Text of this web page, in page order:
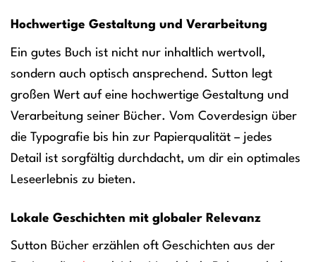
Hochwertige Gestaltung und Verarbeitung
Ein gutes Buch ist nicht nur inhaltlich wertvoll,
sondern auch optisch ansprechend. Sutton legt
großen Wert auf eine hochwertige Gestaltung und
Verarbeitung seiner Bücher. Vom Coverdesign über
die Typografie bis hin zur Papierqualität – jedes
Detail ist sorgfältig durchdacht, um dir ein optimales
Leseerlebnis zu bieten.
Lokale Geschichten mit globaler Relevanz
Sutton Bücher erzählen oft Geschichten aus der